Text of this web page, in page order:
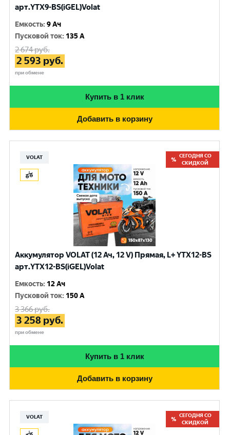
арт.YTX9-BS(iGEL)Volat
Емкость:9 Ач
Пусковой ток: 135 A
2 674руб.
2 593 руб.
при обмене
Купить в 1 клик
Добавить в корзину
VOLAT
СЕГОДНЯ СО
СКИДКОЙ
Аккумулятор VOLAT (12 Ач, 12 V) Прямая, L+ YTX12-BS
арт.YTX12-BS(iGEL)Volat
Емкость: 12 Ач
Пусковой ток: 150 A
3 366руб.
3 258 руб.
при обмене
Купить в 1 клик
Добавить в корзину
VOLAT
СЕГОДНЯ СО
СКИДКОЙ